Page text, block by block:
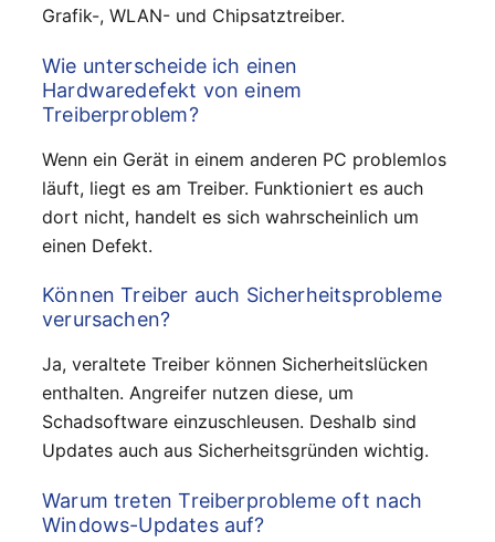
Grafik-, WLAN- und Chipsatztreiber.
Wie unterscheide ich einen
Hardwaredefekt von einem
Treiberproblem?
Wenn ein Gerät in einem anderen PC problemlos
läuft, liegt es am Treiber. Funktioniert es auch
dort nicht, handelt es sich wahrscheinlich um
einen Defekt.
Können Treiber auch Sicherheitsprobleme
verursachen?
Ja, veraltete Treiber können Sicherheitslücken
enthalten. Angreifer nutzen diese, um
Schadsoftware einzuschleusen. Deshalb sind
Updates auch aus Sicherheitsgründen wichtig.
Warum treten Treiberprobleme oft nach
Windows-Updates auf?